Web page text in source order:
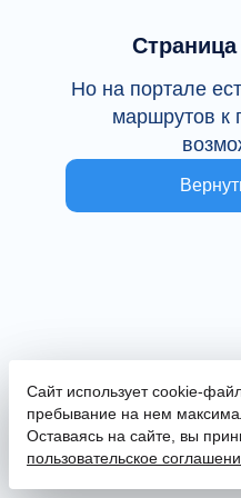
Но на портале
маршрутов
Сайт использует cookie-
пребывание на нем
Оставаясь на сайте, вы
пользовательское
Сайт находится в
В случае наличия ошибок
сообщить на почту
написать нам в чатили